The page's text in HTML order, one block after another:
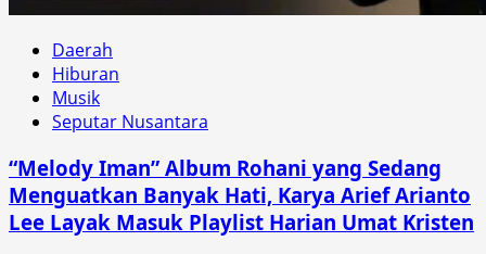
Daerah
Hiburan
Musik
Seputar Nusantara
“Melody Iman” Album Rohani yang Sedang
Menguatkan Banyak Hati, Karya Arief Arianto
Lee Layak Masuk Playlist Harian Umat Kristen